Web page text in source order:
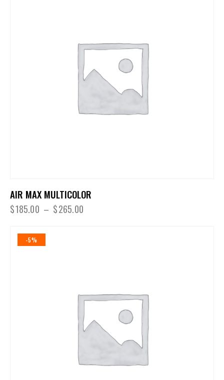
AIR MAX MULTICOLOR
$185.00 – $265.00
-5%